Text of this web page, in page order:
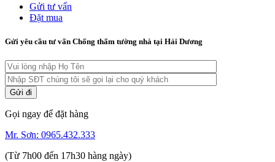
Gửi tư vấn
Đặt mua
Gửi yêu cầu tư vấn Chống thấm tường nhà tại Hải Dương
Gọi ngay để đặt hàng
Mr. Sơn: 0965.432.333
(Từ 7h00 đến 17h30 hàng ngày)